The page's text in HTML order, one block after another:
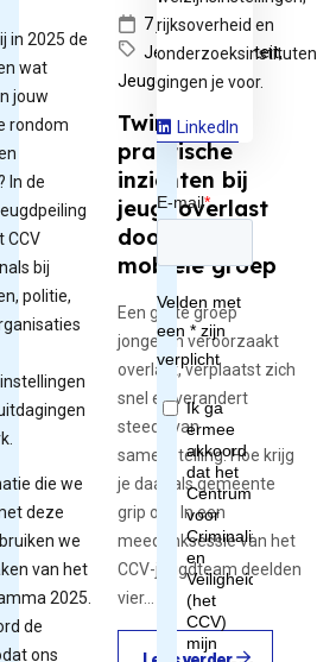
in 2025 de
wat
jouw
rondom
In de
CCV
bij
politie,
die we
deze
we
van het
2025.
de
ons
Twintig
praktische
inzichten bij
jeugdoverlast
door een
mobiele groep
Een grote groep
jongeren veroorzaakt
overlast, verplaatst zich
snel en verandert
steeds van
samenstelling. Hoe krijg
je daar als gemeente
grip op? In een
meedenksessie van het
CCV-jeugdteam deelden
vier…
7 juli 2026
Jeugdcriminaliteit,
Jeugdg...
rijksoverheid en
onderzoeksinstituten
gingen je voor.
LinkedIn